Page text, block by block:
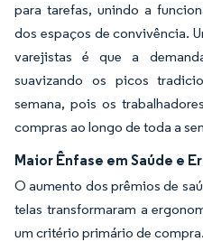
para tarefas, unindo a
dos espaços de convivência.
varejistas é que a
suavizando os picos
semana, pois os
compras ao longo de toda a
Maior Ênfase em Saúde e
O aumento dos prêmios de
telas transformaram a
um critério primário de